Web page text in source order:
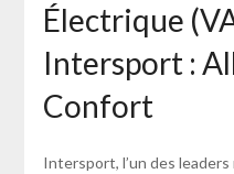
Électrique
Intersport :
Confort
Intersport, l’un des